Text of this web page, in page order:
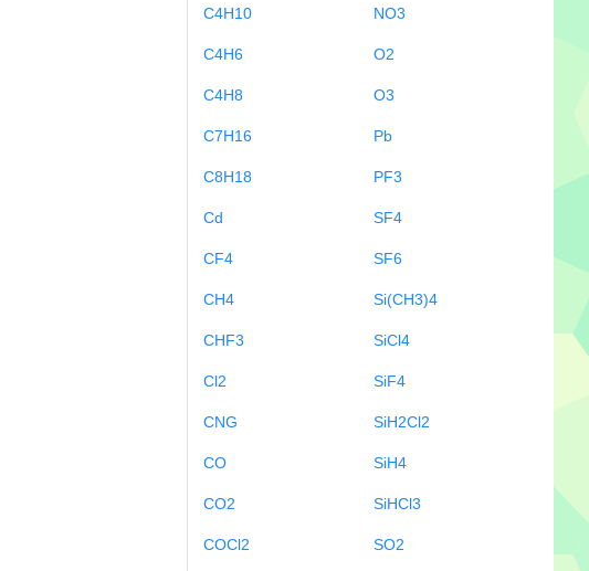
C4H10
C4H6
C4H8
C7H16
C8H18
Cd
CF4
CH4
CHF3
Cl2
CNG
CO
CO2
COCl2
NO3
O2
O3
Pb
PF3
SF4
SF6
Si(CH3)4
SiCl4
SiF4
SiH2Cl2
SiH4
SiHCl3
SO2